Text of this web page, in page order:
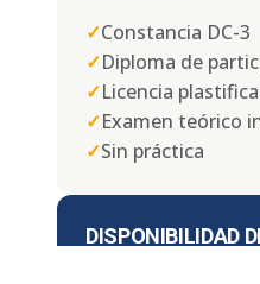
✓Constancia DC-3
✓Diploma de
✓Licencia
✓Examen teórico
✓Sin práctica
DISPONIBILIDAD